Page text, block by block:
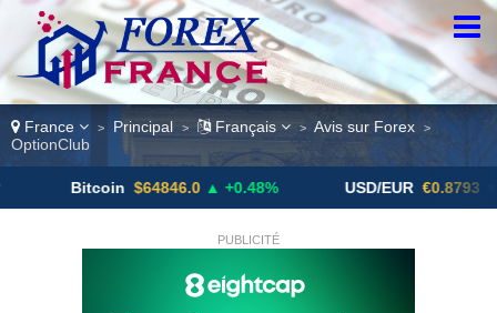
France > Principal > Français > Avis sur Forex >
OptionClub
$64846.0 ▲ +0.48% USD/EUR €0.8793 ▼
PUBLICITÉ